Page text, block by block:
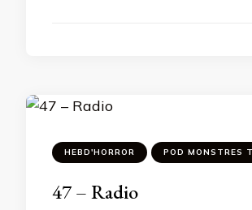
HEBD'HORROR POD MONSTRES
47 – Radio